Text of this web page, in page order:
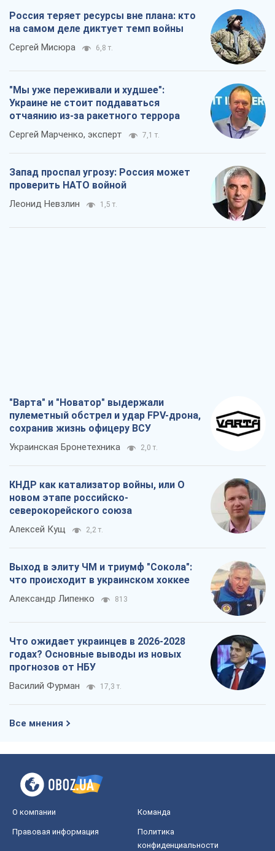
Россия теряет ресурсы вне плана: кто
на самом деле диктует темп войны
Сергей Мисюра 6,8 т.
"Мы уже переживали и худшее":
Украине не стоит поддаваться
отчаянию из-за ракетного террора
Сергей Марченко, эксперт 7,1 т.
Запад проспал угрозу: Россия может
проверить НАТО войной
Леонид Невзлин 1,5 т.
"Варта" и "Новатор" выдержали
пулеметный обстрел и удар FPV-дрона,
сохранив жизнь офицеру ВСУ
Украинская Бронетехника 2,0 т.
КНДР как катализатор войны, или О
новом этапе российско-
северокорейского союза
Алексей Кущ 2,2 т.
Выход в элиту ЧМ и триумф "Сокола":
что происходит в украинском хоккее
Александр Липенко 813
Что ожидает украинцев в 2026-2028
годах? Основные выводы из новых
прогнозов от НБУ
Василий Фурман 17,3 т.
Все мнения
О компании Команда
Правовая информация
Политика
конфиденциальности